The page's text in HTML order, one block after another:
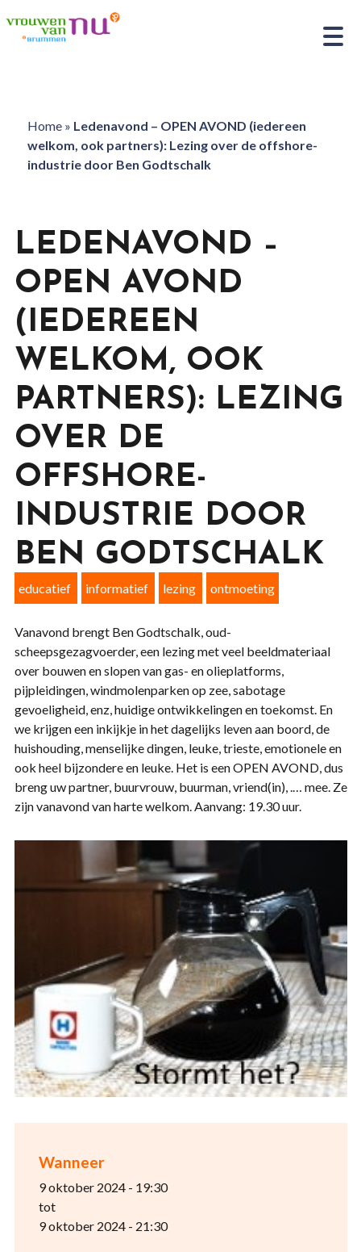
Home» Ledenavond – OPEN AVOND (iedereen
welkom, ook partners): Lezing over de offshore-
industrie door Ben Godtschalk
Wanneer
9 oktober 2024 - 19:30
tot
9 oktober 2024 - 21:30
LEDENAVOND –
OPEN AVOND
(IEDEREEN
WELKOM, OOK
PARTNERS): LEZING
OVER DE
OFFSHORE-
INDUSTRIE DOOR
BEN GODTSCHALK
educatief informatief lezing ontmoeting
Vanavond brengt Ben Godtschalk, oud-
scheepsgezagvoerder, een lezing met veel beeldmateriaal
over bouwen en slopen van gas- en olieplatforms,
pijpleidingen, windmolenparken op zee, sabotage
gevoeligheid, enz, huidige ontwikkelingen en toekomst. En
we krijgen een inkijkje in het dagelijks leven aan boord, de
huishouding, menselijke dingen, leuke, trieste, emotionele en
ook heel bijzondere en leuke. Het is een OPEN AVOND, dus
breng uw partner, buurvrouw, buurman, vriend(in), .… mee. Ze
zijn vanavond van harte welkom. Aanvang: 19.30 uur.